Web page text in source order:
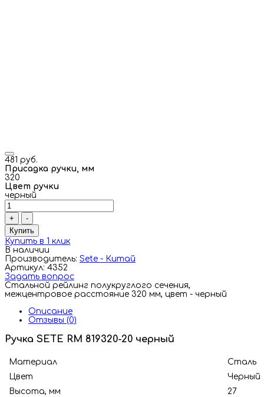
481 руб.
Присадка ручки, мм
320
Цвет ручки
черный
+
-
Купить
Купить в 1 клик
В наличии
Производитель: Sete - Китай
Артикул: 4352
Задать вопрос
Стальной рейлинг полукруглого сечения,
межцентровое расстояние 320 мм, цвет - черный
Описание
Отзывы (0)
Ручка SETE RM 819320-20 черный
Материал
Сталь
Цвет
Черный
Высота, мм
27